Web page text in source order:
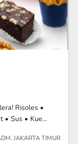
Jakarta Timur